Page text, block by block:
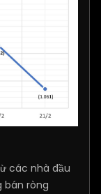
các nhà đầu
bán ròng